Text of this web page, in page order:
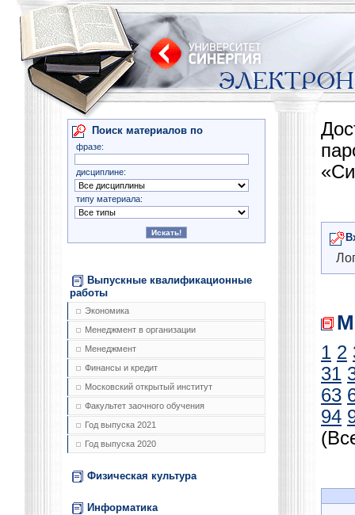
Поиск материалов по
фразе:
дисциплине:
типу материала:
Выпускные квалификационные
работы
Экономика
Менеджмент в организации
Менеджмент
Финансы и кредит
Московский открытый институт
Факультет заочного обучения
Год выпуска 2021
Год выпуска 2020
Физическая культура
Информатика
1 2
31
63
94